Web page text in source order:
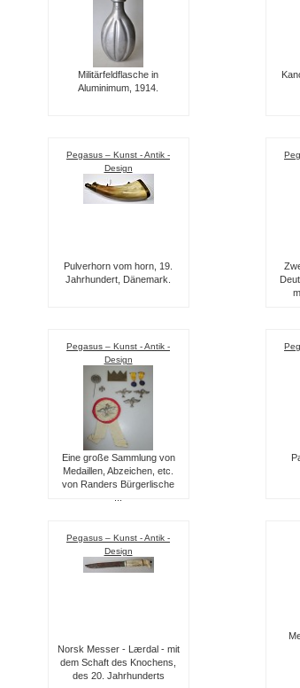
Militärfeldflasche in
Aluminimum, 1914.
Pegasus – Kunst - Antik -
Design
Pulverhorn vom horn, 19.
Jahrhundert, Dänemark.
Pegasus – Kunst - Antik -
Design
Eine große Sammlung von
Medaillen, Abzeichen, etc.
von Randers Bürgerlische
Pegasus – Kunst - Antik -
Design
Norsk Messer - Lærdal - mit
dem Schaft des Knochens,
des 20. Jahrhunderts